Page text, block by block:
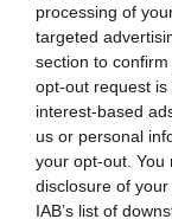
processing of
targeted
section to
opt-out request
interest-based
us or personal
your opt-out. You
disclosure of
IAB’s list of
16:21
14:26
Újabb két
12:56
Vizes Eb -
Betlehem